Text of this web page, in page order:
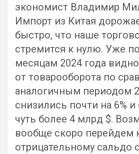
экономист Владимир
Импорт из Китая
быстро, что наше
стремится к нулю. Уже
месяцам 2024 года
от товарооборота по
аналогичным периодом
снизились почти на 6% и
чуть более 4 млрд $.
вообще скоро перейдем
отрицательному сальдо